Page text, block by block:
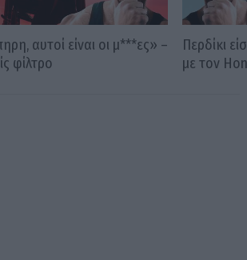
αυτοί είναι οι μ***ες» –
φίλτρο
Περδίκι
με τον